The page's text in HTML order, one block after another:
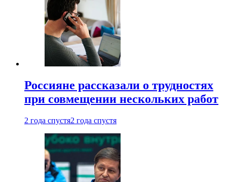
Россияне рассказали о трудностях
при совмещении нескольких работ
2 года спустя2 года спустя